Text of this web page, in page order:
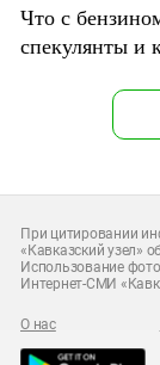
Что с
спекулянты и
При цитировании
«Кавказский узел»
Использование
Интернет-СМИ
О нас